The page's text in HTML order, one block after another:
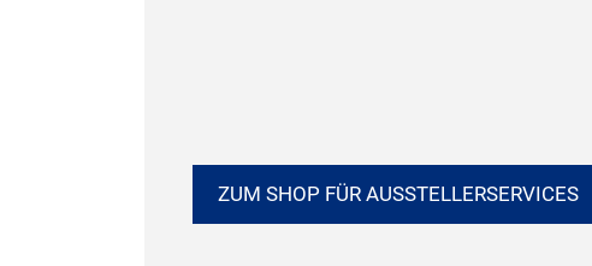
ZUM SHOP FÜR AUSSTELLERSERVICES